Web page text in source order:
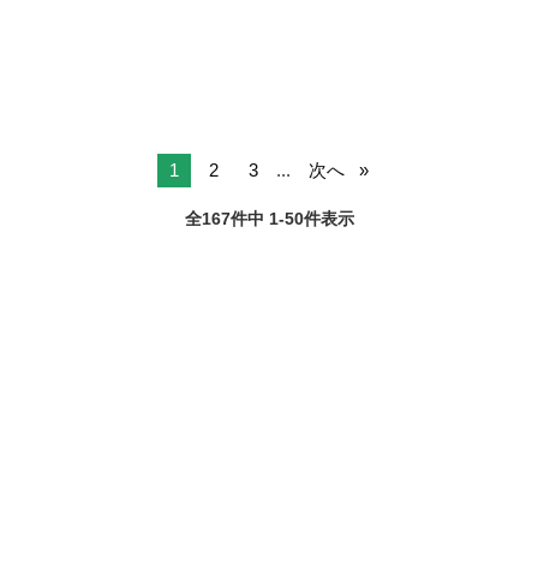
1 2 3 ... 次へ
全167件中 1-50件表示